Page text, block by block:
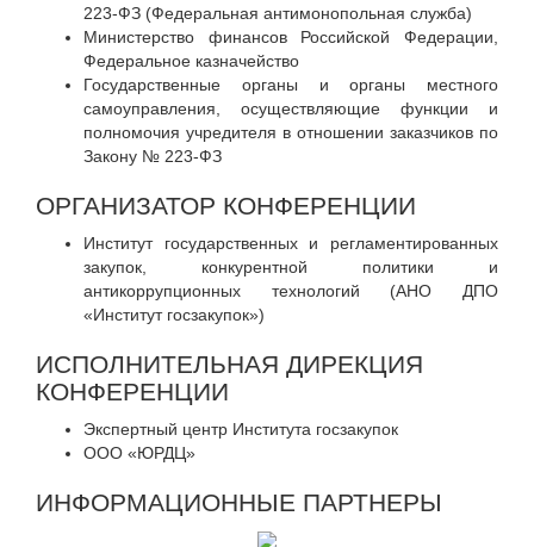
223-ФЗ (Федеральная антимонопольная служба)
Министерство финансов Российской Федерации,
Федеральное казначейство
Государственные органы и органы местного
самоуправления, осуществляющие функции и
полномочия учредителя в отношении заказчиков по
Закону № 223-ФЗ
ОРГАНИЗАТОР КОНФЕРЕНЦИИ
Институт государственных и регламентированных
закупок, конкурентной политики и
антикоррупционных технологий (АНО ДПО
«Институт госзакупок»)
ИСПОЛНИТЕЛЬНАЯ ДИРЕКЦИЯ
КОНФЕРЕНЦИИ
Экспертный центр Института госзакупок
ООО «ЮРДЦ»
ИНФОРМАЦИОННЫЕ ПАРТНЕРЫ